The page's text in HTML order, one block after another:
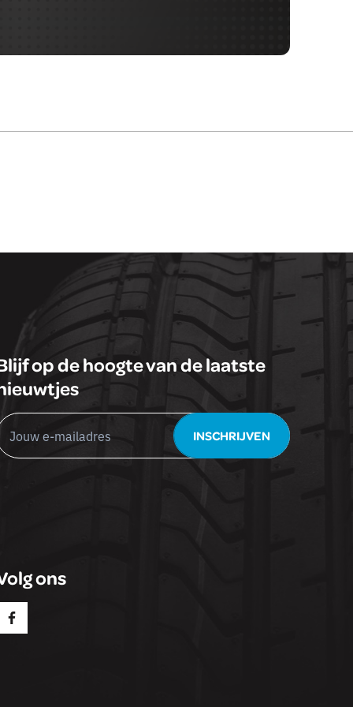
op de hoogte van de laatste
INSCHRIJVEN
ons